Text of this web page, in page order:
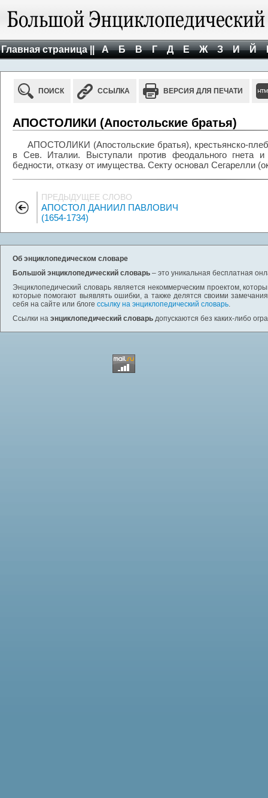
Главная страница || А Б В Г Д Е Ж З И Й
ПОИСК ССЫЛКА ВЕРСИЯ ДЛЯ ПЕЧАТИ
АПОСТОЛИКИ (Апостольские братья)
АПОСТОЛИКИ (Апостольские братья), крестьянско-
в Сев. Италии. Выступали против феодального гнета и
бедности, отказу от имущества. Секту основал Сегарелли
ПРЕДЫДУЩЕЕ СЛОВО
АПОСТОЛ ДАНИИЛ ПАВЛОВИЧ
(1654-1734)
Об энциклопедическом словаре
Большой энциклопедический словарь – это уникальная бесплатная
Энциклопедический словарь является некоммерческим проектом,
которые помогают выявлять ошибки, а также делятся своими
себя на сайте или блоге ссылку на энциклопедический словарь.
Ссылки на энциклопедический словарь допускаются без каких-либо